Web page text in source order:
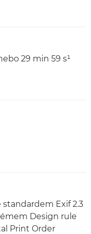
29 min 59 s¹
Exif 2.3
Design rule
Print Order